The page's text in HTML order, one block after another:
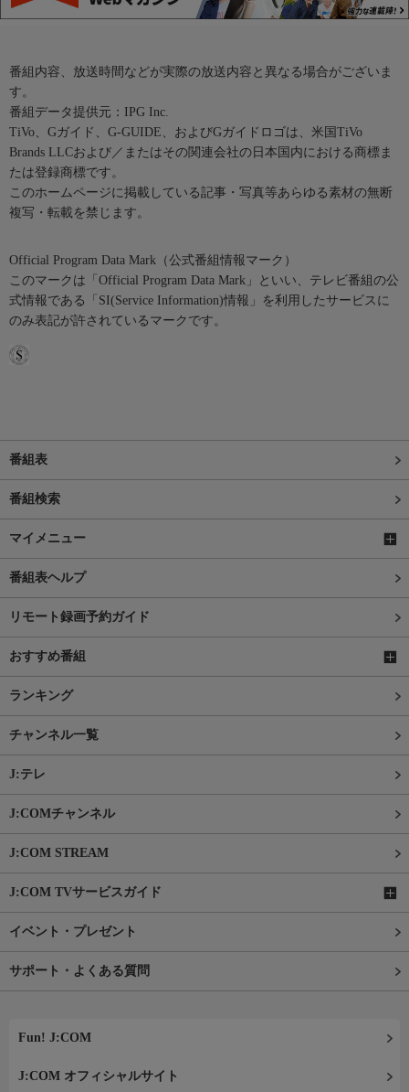
番組内容、放送時間などが実際の放送内容と異なる場合がございま
す。
番組データ提供元：IPG Inc.
TiVo、Gガイド、G-GUIDE、およびGガイドロゴは、米国TiVo
Brands LLCおよび／またはその関連会社の日本国内における商標ま
たは登録商標です。
このホームページに掲載している記事・写真等あらゆる素材の無断
複写・転載を禁じます。
Official Program Data Mark（公式番組情報マーク）
このマークは「Official Program Data Mark」といい、テレビ番組の公
式情報である「SI(Service Information)情報」を利用したサービスに
のみ表記が許されているマークです。
番組表
番組検索
マイメニュー
番組表ヘルプ
リモート録画予約ガイド
おすすめ番組
ランキング
チャンネル一覧
J:テレ
J:COMチャンネル
J:COM STREAM
J:COM TVサービスガイド
イベント・プレゼント
サポート・よくある質問
Fun! J:COM
J:COM オフィシャルサイト